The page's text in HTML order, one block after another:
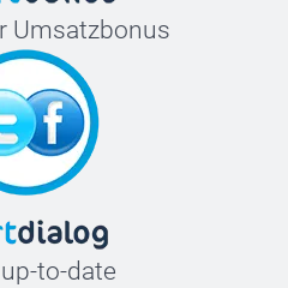
Umsatzbonus
to-date